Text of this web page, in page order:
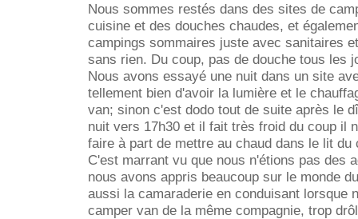
Nous sommes restés dans des sites de
cuisine et des douches chaudes, et
campings sommaires juste avec sanitaires
sans rien. Du coup, pas de douche tous les
Nous avons essayé une nuit dans un site
tellement bien d'avoir la lumière et le
van; sinon c'est dodo tout de suite après le
nuit vers 17h30 et il fait très froid du coup il
faire à part de mettre au chaud dans le lit du
C'est marrant vu que nous n'étions pas des
nous avons appris beaucoup sur le monde
aussi la camaraderie en conduisant lorsque
camper van de la même compagnie, trop